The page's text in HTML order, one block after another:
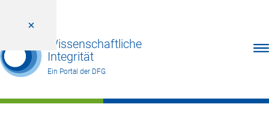
Wissenschaftliche
Integrität
Ein Portal der DFG